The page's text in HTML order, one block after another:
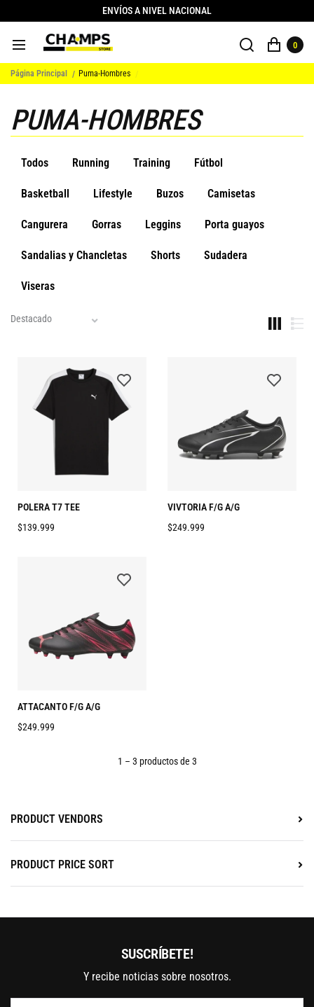
ENVÍOS A NIVEL NACIONAL
0
Página Principal Puma-Hombres
PUMA-HOMBRES
Todos Running Training Fútbol
Basketball Lifestyle Buzos Camisetas
Cangurera Gorras Leggins Porta guayos
Sandalias y Chancletas Shorts Sudadera
Viseras
POLERA T7 TEE
$139.999
VIVTORIA F/G A/G
$249.999
ATTACANTO F/G A/G
$249.999
1 – 3 productos de 3
PRODUCT VENDORS
PRODUCT PRICE SORT
SUSCRÍBETE!
Y recibe noticias sobre nosotros.